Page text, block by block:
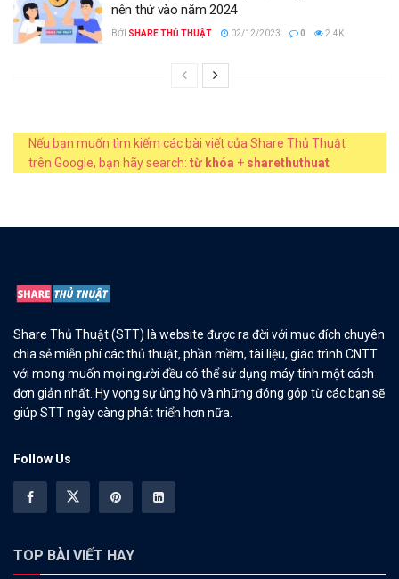
nên thử vào năm 2024
BỞI SHARE THỦ THUẬT 02/12/2023 0 2.4K
Nếu bạn muốn tìm kiếm các bài viết của Share Thủ Thuật
trên Google, bạn hãy search: từ khóa + sharethuthuat
Share Thủ Thuật (STT) là website được ra đời với mục đích chuyên
chia sẻ miễn phí các thủ thuật, phần mềm, tài liệu, giáo trình CNTT
với mong muốn mọi người đều có thể sử dụng máy tính một cách
đơn giản nhất. Hy vọng sự ủng hộ và những đóng góp từ các bạn sẽ
giúp STT ngày càng phát triển hơn nữa.
Follow Us
TOP BÀI VIẾT HAY